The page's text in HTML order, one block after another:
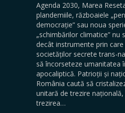
Agenda 2030, Marea
plandemiile, războaiele
democrație” sau noua
„schimbărilor climatice” nu
decât instrumente prin
societăților secrete trans-
să încorseteze umanitatea
apocaliptică. Patrioții și
România caută să
unitară de trezire
trezirea…